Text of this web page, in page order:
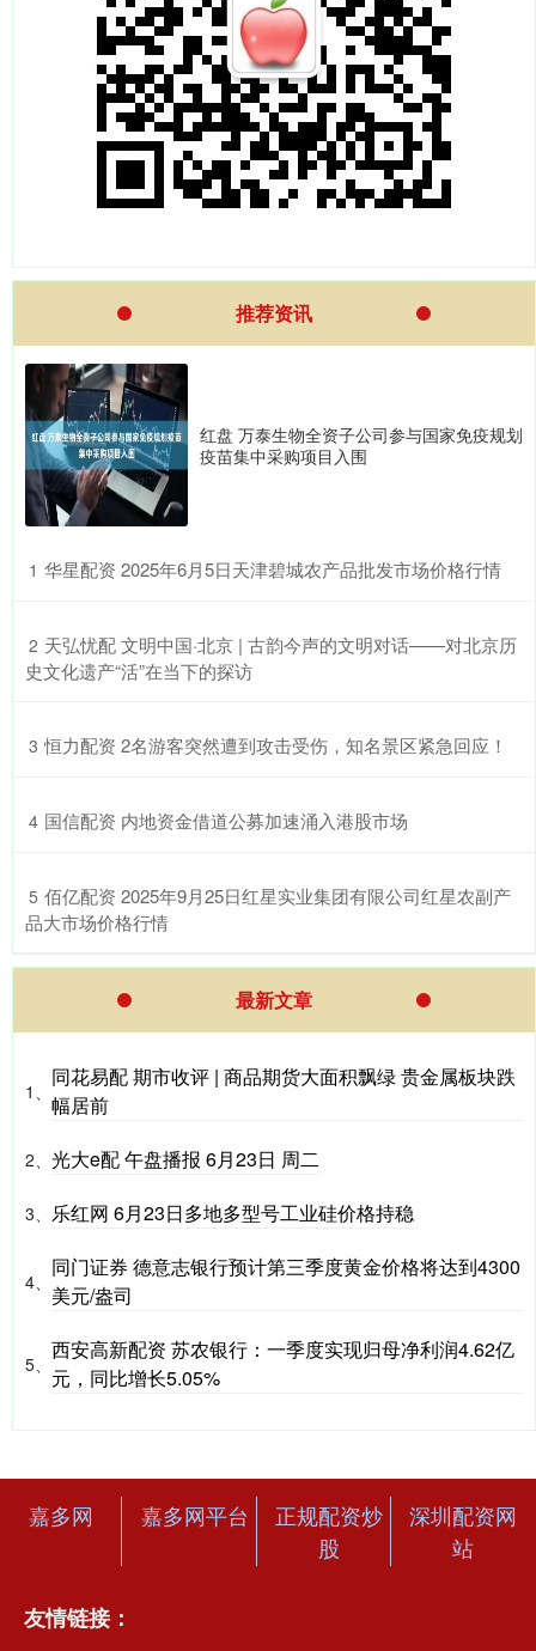
推荐资讯
红盘 万泰生物全资子公司参与国家免疫规划
疫苗集中采购项目入围
1 ​华星配资 2025年6月5日天津碧城农产品批发市场价格行情
2 ​天弘忧配 文明中国·北京 | 古韵今声的文明对话——对北京历
史文化遗产“活”在当下的探访
3 ​恒力配资 2名游客突然遭到攻击受伤，知名景区紧急回应！
4 ​国信配资 内地资金借道公募加速涌入港股市场
5 ​佰亿配资 2025年9月25日红星实业集团有限公司红星农副产
品大市场价格行情
最新文章
1、
同花易配 期市收评 | 商品期货大面积飘绿 贵金属板块跌
幅居前
2、 光大e配 午盘播报 6月23日 周二
3、 乐红网 6月23日多地多型号工业硅价格持稳
4、
同门证券 德意志银行预计第三季度黄金价格将达到4300
美元/盎司
5、
西安高新配资 苏农银行：一季度实现归母净利润4.62亿
元，同比增长5.05%
嘉多网 嘉多网平台
正规配资炒
股
深圳配资网
站
友情链接：